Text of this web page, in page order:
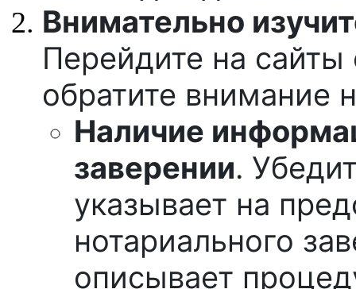
Внимательно
Перейдите на
обратите
Наличие
заверении.
указывает на
нотариального
описывает